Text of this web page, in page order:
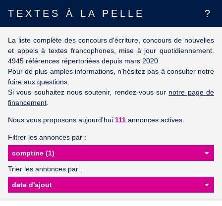
TEXTES À LA PELLE ?
La liste complète des concours d'écriture, concours de nouvelles
et appels à textes francophones, mise à jour quotidiennement.
4945 références répertoriées depuis mars 2020.
Pour de plus amples informations, n'hésitez pas à consulter notre
foire aux questions
Si vous souhaitez nous soutenir, rendez-vous sur notre page de
financement
Nous vous proposons aujourd'hui 111 annonces actives.
Filtrer les annonces par :
Trier les annonces par :